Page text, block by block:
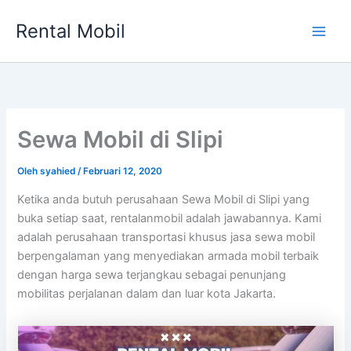
Rental Mobil
Sewa Mobil di Slipi
Olehsyahied/ Februari 12, 2020
Ketika anda butuh perusahaan Sewa Mobil di Slipi yang
buka setiap saat, rentalanmobil adalah jawabannya. Kami
adalah perusahaan transportasi khusus jasa sewa mobil
berpengalaman yang menyediakan armada mobil terbaik
dengan harga sewa terjangkau sebagai penunjang
mobilitas perjalanan dalam dan luar kota Jakarta.